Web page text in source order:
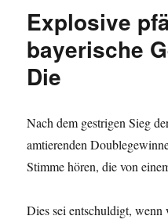
Explosive
bayerische
Die
Nach dem gestrigen Sieg
amtierenden
Stimme hören, die von
Dies sei entschuldigt,